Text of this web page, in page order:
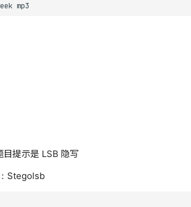
提示是 LSB 隐写
Stegolsb